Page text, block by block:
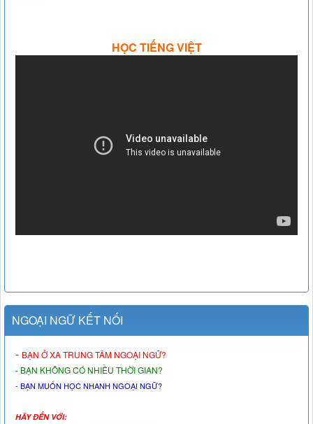
HỌC TIẾNG VIỆT
NGOẠI NGỮ KẾT NỐI
- BẠN Ở XA TRUNG TÂM NGOẠI NGỮ?
- BẠN KHÔNG CÓ NHIỀU THỜI GIAN?
- BẠN MUỐN HỌC NHANH NGOẠI NGỮ?
HÃY ĐẾN VỚI: